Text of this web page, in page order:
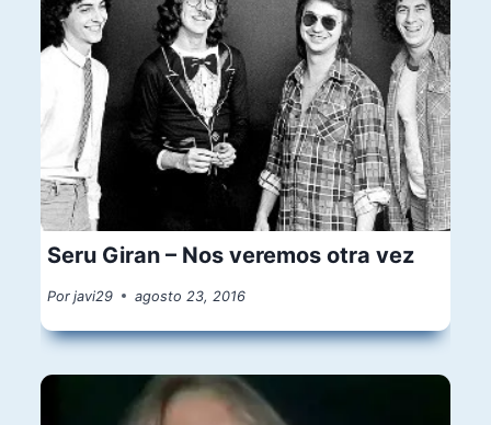
Seru Giran – Nos veremos otra vez
Por javi29 agosto 23, 2016